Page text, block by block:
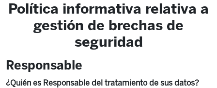
Política informativa relativa a
gestión de brechas de
seguridad
Responsable
¿Quién es Responsable del tratamiento de sus datos?